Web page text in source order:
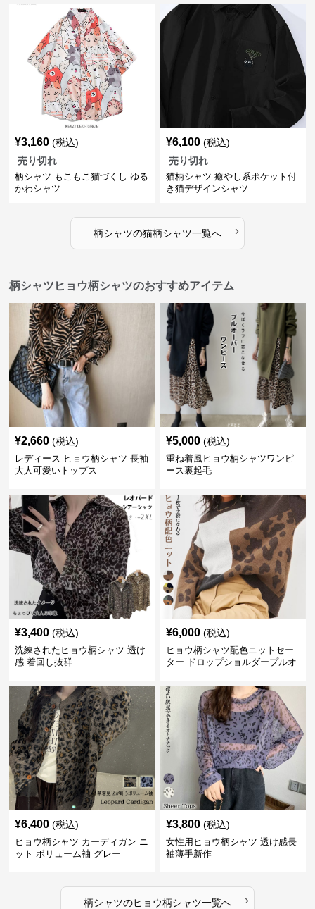
¥3,160 (税込)
売り切れ
柄シャツ もこもこ猫づくし ゆる
かわシャツ
¥6,100 (税込)
売り切れ
猫柄シャツ 癒やし系ポケット付
き猫デザインシャツ
柄シャツの猫柄シャツ一覧へ ›
柄シャツヒョウ柄シャツのおすすめアイテム
¥2,660 (税込)
レディース ヒョウ柄シャツ 長袖
大人可愛いトップス
¥5,000 (税込)
重ね着風ヒョウ柄シャツワンピ
ース裏起毛
¥3,400 (税込)
洗練されたヒョウ柄シャツ 透け
感 着回し抜群
¥6,000 (税込)
ヒョウ柄シャツ配色ニットセー
ター ドロップショルダープルオ
¥6,400 (税込)
ヒョウ柄シャツ カーディガン ニ
ット ボリューム袖 グレー
¥3,800 (税込)
女性用ヒョウ柄シャツ 透け感長
袖薄手新作
柄シャツのヒョウ柄シャツ一覧へ ›